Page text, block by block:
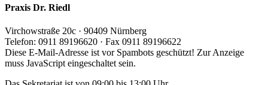
Praxis Dr. Riedl
Virchowstraße 20c · 90409 Nürnberg
Telefon: 0911 89196620 · Fax 0911 89196622
Diese E-Mail-Adresse ist vor Spambots geschützt! Zur Anzeige
muss JavaScript eingeschaltet sein.